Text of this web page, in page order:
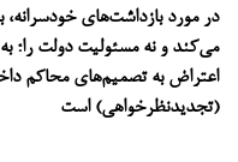
در مورد بازداشت‌های
می‌کند و نه مسئولیت دولت را؛ به
اعتراض به تصمیم‌های محاکم
(تجدیدنظرخواهی) است